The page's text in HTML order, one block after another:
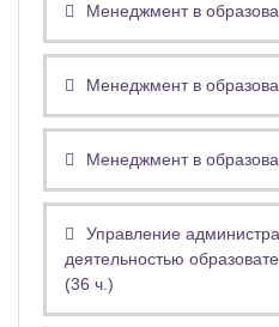
Менеджмент в
Менеджмент в
Менеджмент в
Управление
деятельностью
(36 ч.)